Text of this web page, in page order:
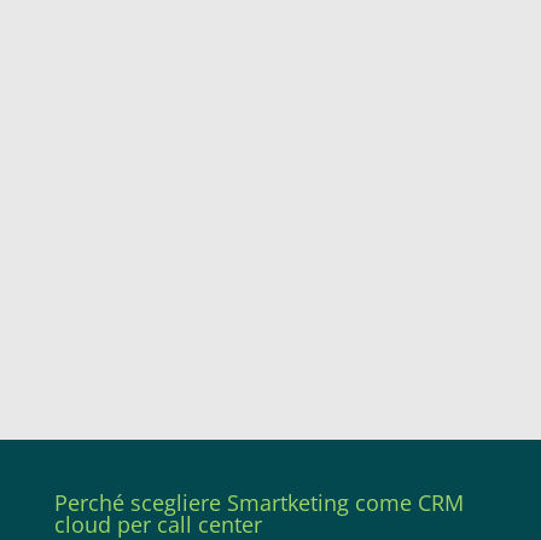
Perché scegliere Smartketing come CRM
cloud per call center